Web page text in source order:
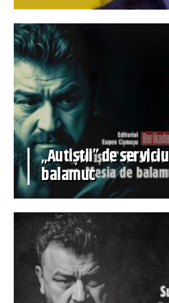
„Autiștii” de
balamuc